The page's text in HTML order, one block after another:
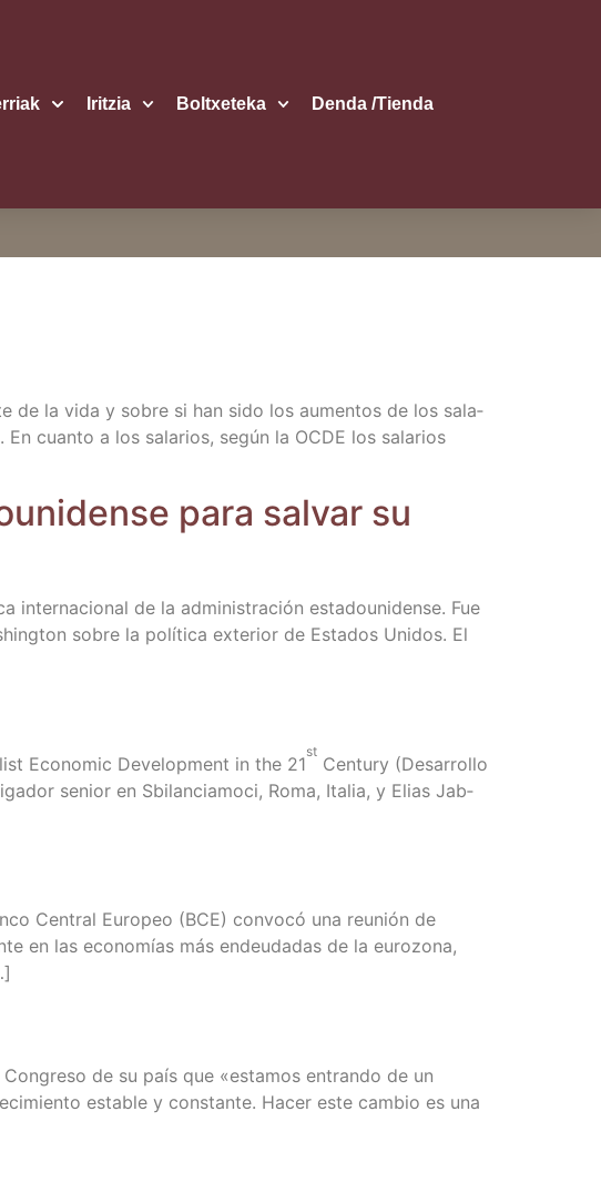
Iritzia Boltxe­te­ka Den­da /​Tien­da
de la vida y sobre si han sido los aumen­tos de los sala­
cuan­to a los sala­rios, según la OCDE los sala­rios
para sal­var su
inter­na­cio­nal de la admi­nis­tra­ción esta­dou­ni­den­se. Fue
sobre la polí­ti­ca exte­rior de Esta­dos Uni­dos. El
Eco­no­mic Deve­lop­ment in the 21
st
Cen­tury (Desa­rro­llo
senior en Sbi­lan­cia­mo­ci, Roma, Ita­lia, y Elias Jab­
Cen­tral Euro­peo (BCE) con­vo­có una reu­nión de
en las eco­no­mías más endeu­da­das de la euro­zo­na,
de su país que «esta­mos entran­do de un
esta­ble y cons­tan­te. Hacer este cam­bio es una